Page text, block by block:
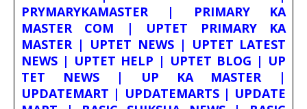
PRYMARYKAMASTER | PRIMARY KA
MASTER COM | UPTET PRIMARY KA
MASTER | UPTET NEWS | UPTET LATEST
NEWS | UPTET HELP | UPTET BLOG | UP
TET NEWS | UP KA MASTER |
UPDATEMART | UPDATEMARTS | UPDATE